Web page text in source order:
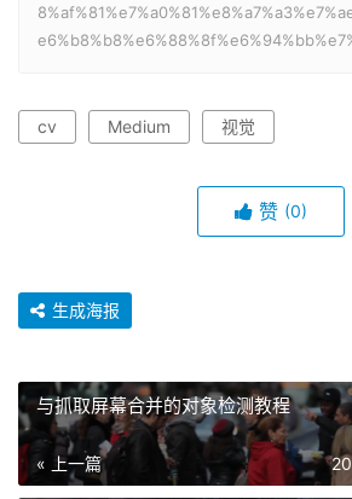
cv Medium 视觉
赞 (0)
生成海报
与抓取屏幕合并的对象检测教程
« 上一篇